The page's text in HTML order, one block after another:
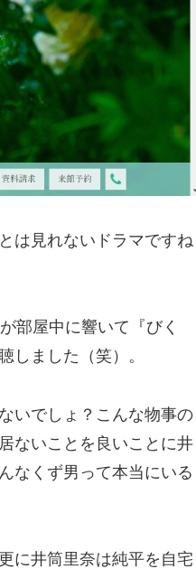
は見れないドラマですね
部屋中に響いて『びく
しました（笑）。
いでしょ？こんな物事の
ないことを良いことに井
なくず男って本当にいる
に井筒里奈は純平を自宅